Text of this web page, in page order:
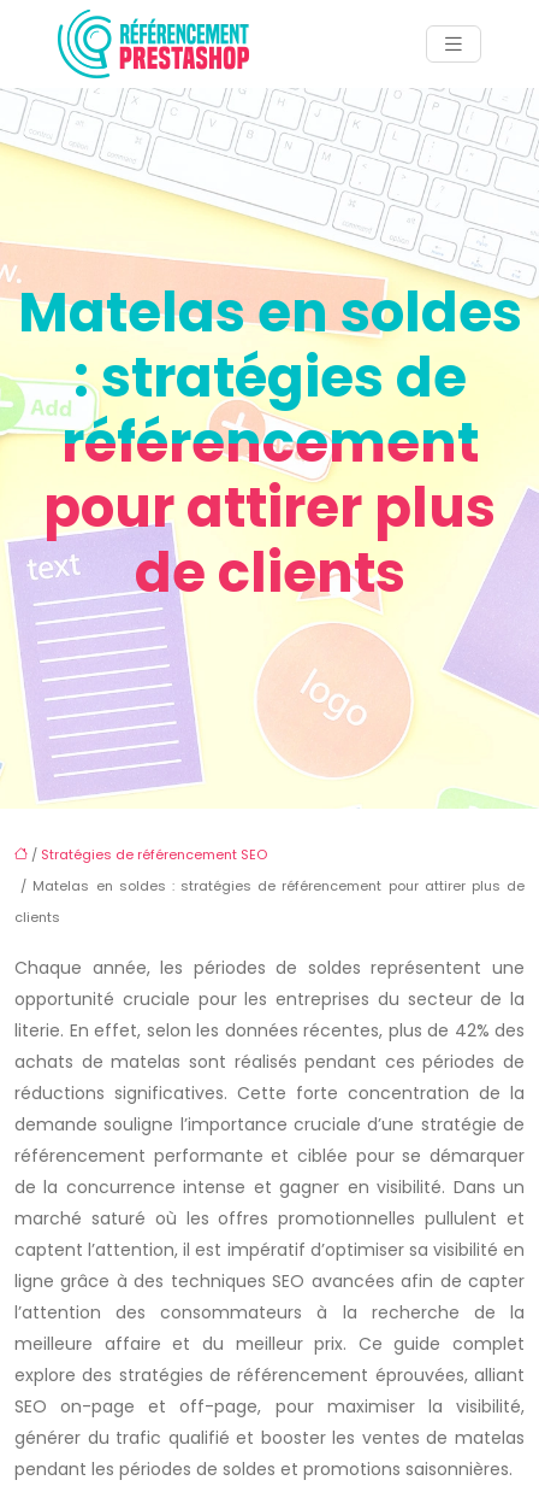
Matelas en soldes
: stratégies de
référencement
pour attirer plus
de clients
/ Stratégies de référencement SEO
/ Matelas en soldes : stratégies de référencement pour attirer plus de
clients
Chaque année, les périodes de soldes représentent une
opportunité cruciale pour les entreprises du secteur de la
literie. En effet, selon les données récentes, plus de 42% des
achats de matelas sont réalisés pendant ces périodes de
réductions significatives. Cette forte concentration de la
demande souligne l’importance cruciale d’une stratégie de
référencement performante et ciblée pour se démarquer
de la concurrence intense et gagner en visibilité. Dans un
marché saturé où les offres promotionnelles pullulent et
captent l’attention, il est impératif d’optimiser sa visibilité en
ligne grâce à des techniques SEO avancées afin de capter
l’attention des consommateurs à la recherche de la
meilleure affaire et du meilleur prix. Ce guide complet
explore des stratégies de référencement éprouvées, alliant
SEO on-page et off-page, pour maximiser la visibilité,
générer du trafic qualifié et booster les ventes de matelas
pendant les périodes de soldes et promotions saisonnières.